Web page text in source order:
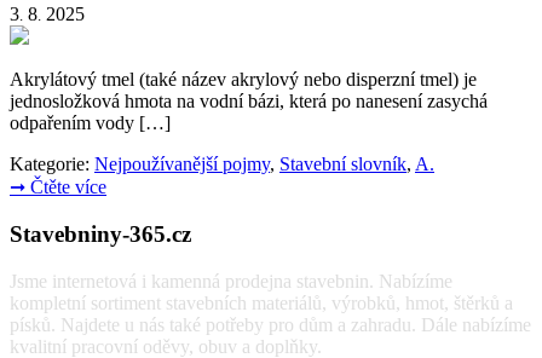
3. 8. 2025
Akrylátový tmel (také název akrylový nebo disperzní tmel) je
jednosložková hmota na vodní bázi, která po nanesení zasychá
odpařením vody […]
Kategorie: Nejpoužívanější pojmy, Stavební slovník, A.
➞ Čtěte více
Stavebniny-365.cz
Jsme internetová i kamenná prodejna stavebnin. Nabízíme
kompletní sortiment stavebních materiálů, výrobků, hmot, štěrků a
písků. Najdete u nás také potřeby pro dům a zahradu. Dále nabízíme
kvalitní pracovní oděvy, obuv a doplňky.